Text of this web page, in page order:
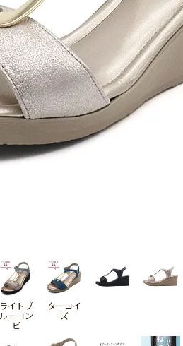
ライトブ
ルーコン
ビ
ターコイ
ズ